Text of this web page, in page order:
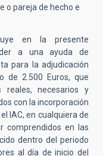
o pareja de hecho e
en la presente
a una ayuda de
para la adjudicación
de 2.500 Euros, que
reales, necesarios y
con la incorporación
IAC, en cualquiera de
comprendidos en las
dentro del periodo
al día de inicio del